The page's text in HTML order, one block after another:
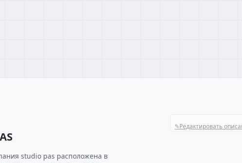
✎Редактировать
studio pas расположена в